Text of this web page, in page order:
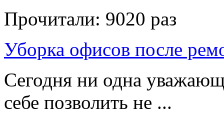
Прочитали: 9020 раз
Уборка офисов после
Сегодня ни одна
себе позволить не ...